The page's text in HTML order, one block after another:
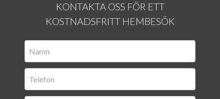
KONTAKTA OSS FÖR ETT
KOSTNADSFRITT HEMBESÖK